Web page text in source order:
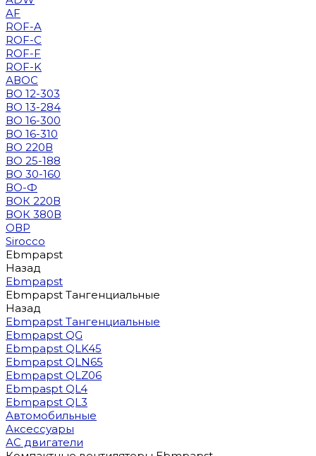
AF
ROF-A
ROF-C
ROF-F
ROF-K
АВОС
ВО 12-303
ВО 13-284
ВО 16-300
ВО 16-310
ВО 220В
ВО 25-188
ВО 30-160
ВО-Ф
ВОК 220В
ВОК 380В
ОВР
Sirocco
Ebmpapst
Назад
Ebmpapst
Ebmpapst Тангенциальные
Назад
Ebmpapst Тангенциальные
Ebmpapst QG
Ebmpapst QLK45
Ebmpapst QLN65
Ebmpapst QLZ06
Ebmpaspt QL4
Ebmpapst QL3
Автомобильные
Аксессуары
АС двигатели